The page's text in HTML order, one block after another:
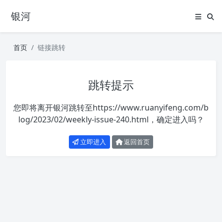
银河
首页 链接跳转
跳转提示
您即将离开银河跳转至https://www.ruanyifeng.com/b
log/2023/02/weekly-issue-240.html ，确定进入吗？
立即进入 返回首页